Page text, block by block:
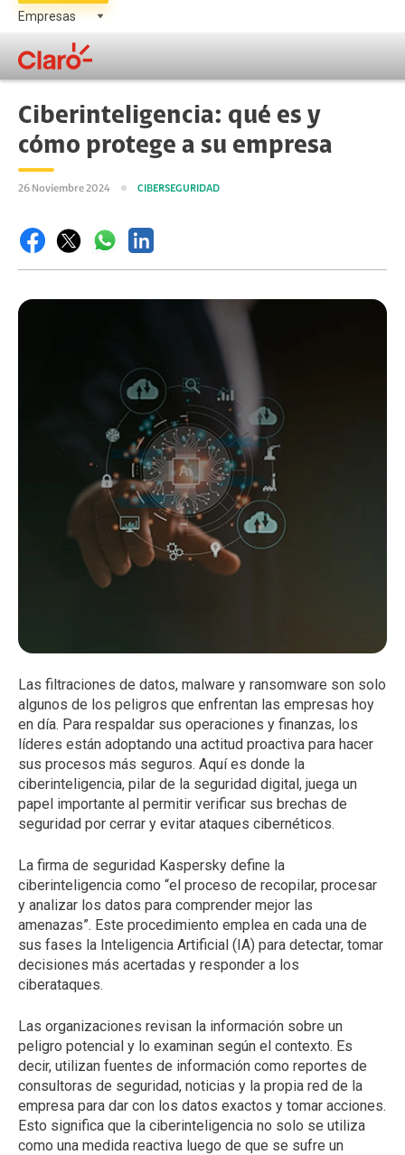
Ciberinteligencia: qué es y
cómo protege a su empresa
26 Noviembre 2024 CIBERSEGURIDAD
Las filtraciones de datos, malware y ransomware son solo
algunos de los peligros que enfrentan las empresas hoy
en día. Para respaldar sus operaciones y finanzas, los
líderes están adoptando una actitud proactiva para hacer
sus procesos más seguros. Aquí es donde la
ciberinteligencia, pilar de la seguridad digital, juega un
papel importante al permitir verificar sus brechas de
seguridad por cerrar y evitar ataques cibernéticos.
La firma de seguridad Kaspersky define la
ciberinteligencia como “el proceso de recopilar, procesar
y analizar los datos para comprender mejor las
amenazas”. Este procedimiento emplea en cada una de
sus fases la Inteligencia Artificial (IA) para detectar, tomar
decisiones más acertadas y responder a los
ciberataques.
Las organizaciones revisan la información sobre un
peligro potencial y lo examinan según el contexto. Es
decir, utilizan fuentes de información como reportes de
consultoras de seguridad, noticias y la propia red de la
empresa para dar con los datos exactos y tomar acciones.
Esto significa que la ciberinteligencia no solo se utiliza
como una medida reactiva luego de que se sufre un